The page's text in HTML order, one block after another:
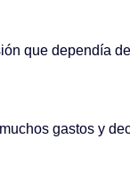
que dependía
gastos y